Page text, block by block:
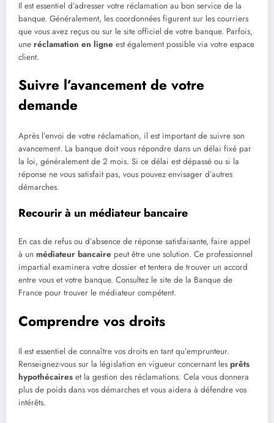
Il est essentiel d’adresser votre réclamation au bon service de la
banque. Généralement, les coordonnées figurent sur les courriers
que vous avez reçus ou sur le site officiel de votre banque. Parfois,
une réclamation en ligne est également possible via votre espace
client.
Suivre l’avancement de votre
demande
Après l’envoi de votre réclamation, il est important de suivre son
avancement. La banque doit vous répondre dans un délai fixé par
la loi, généralement de 2 mois. Si ce délai est dépassé ou si la
réponse ne vous satisfait pas, vous pouvez envisager d’autres
démarches.
Recourir à un médiateur bancaire
En cas de refus ou d’absence de réponse satisfaisante, faire appel
à un médiateur bancaire peut être une solution. Ce professionnel
impartial examinera votre dossier et tentera de trouver un accord
entre vous et votre banque. Consultez le site de la Banque de
France pour trouver le médiateur compétent.
Comprendre vos droits
Il est essentiel de connaître vos droits en tant qu’emprunteur.
Renseignez-vous sur la législation en vigueur concernant les prêts
hypothécaires et la gestion des réclamations. Cela vous donnera
plus de poids dans vos démarches et vous aidera à défendre vos
intérêts.